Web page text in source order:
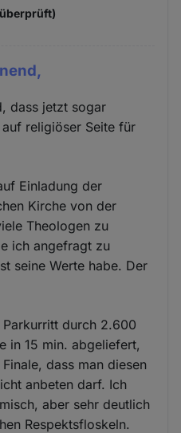
dass jetzt sogar
religiöser Seite für
Einladung der
Kirche von der
Theologen zu
ich angefragt zu
seine Werte habe. Der
durch 2.600
in 15 min. abgeliefert,
dass man diesen
anbeten darf. Ich
aber sehr deutlich
Respektsfloskeln.